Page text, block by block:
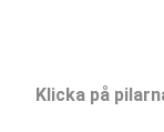
Klicka på